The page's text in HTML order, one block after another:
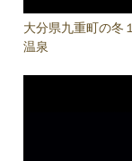
大分県九重町の冬
温泉